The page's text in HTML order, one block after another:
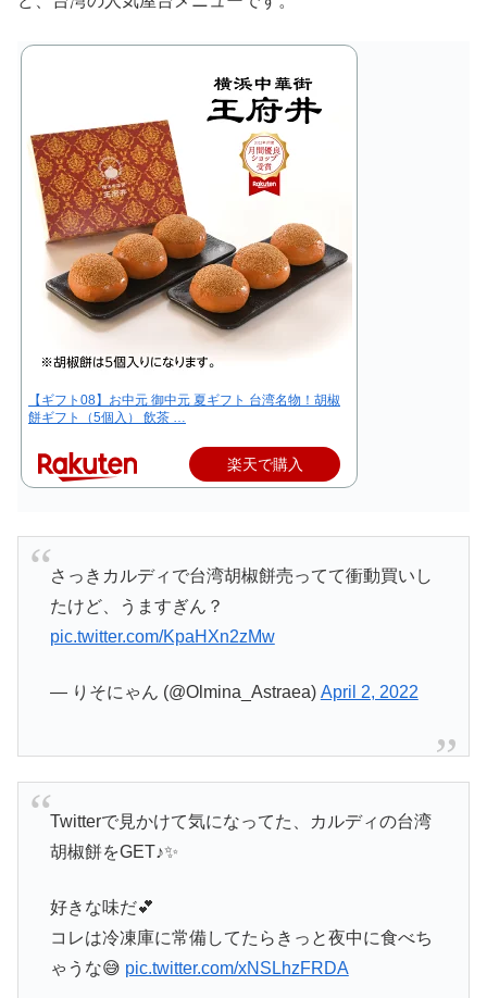
【ギフト08】お中元 御中元 夏ギフト 台湾名物！胡椒
餅ギフト（5個入） 飲茶 …
楽天で購入
さっきカルディで台湾胡椒餅売ってて衝動買いし
たけど、うますぎん？
pic.twitter.com/KpaHXn2zMw
— りそにゃん (@Olmina_Astraea) April 2, 2022
Twitterで見かけて気になってた、カルディの台湾
胡椒餅をGET♪✨
好きな味だ💕
コレは冷凍庫に常備してたらきっと夜中に食べち
ゃうな😅 pic.twitter.com/xNSLhzFRDA